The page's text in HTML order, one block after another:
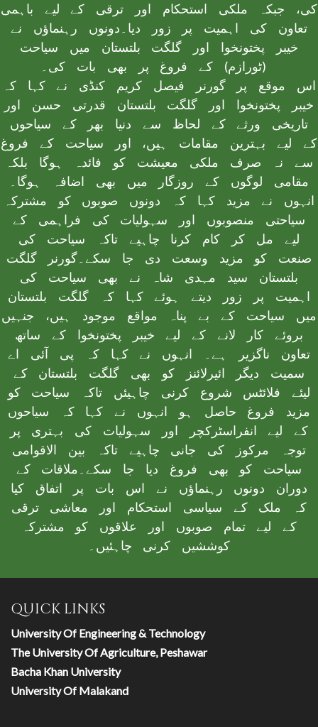
کی، جبکہ ملکی استحکام اور ترقی کے لیے باہمی
تعاون کی اہمیت پر زور دیا۔دونوں رہنماؤں نے
خیبر پختونخوا اور گلگت بلتستان میں سیاحت
اس موقع پر گورنر فیصل کریم کنڈی نے کہا کہ
خیبر پختونخوا اور گلگت بلتستان قدرتی حسن اور
تاریخی ورثے کے لحاظ سے دنیا بھر کے سیاحوں
کے لیے بہترین مقامات ہیں، اور سیاحت کے فروغ
سے نہ صرف ملکی معیشت کو فائدہ ہوگا بلکہ
مقامی لوگوں کے روزگار میں بھی اضافہ ہوگا۔
انہوں نے مزید کہا کہ دونوں صوبوں کو مشترکہ
سیاحتی منصوبوں اور سہولیات کی فراہمی کے
لیے مل کر کام کرنا چاہیے تاکہ سیاحت کی
صنعت کو مزید وسعت دی جا سکے۔گورنر گلگت
بلتستان سید مہدی شاہ نے بھی سیاحت کی
اہمیت پر زور دیتے ہوئے کہا کہ گلگت بلتستان
میں سیاحت کے بے پناہ مواقع موجود ہیں، جنہیں
بروئے کار لانے کے لیے خیبر پختونخوا کے ساتھ
تعاون ناگزیر ہے۔ انہوں نے کہا کہ پی آئی اے
سمیت دیگر ائیرلائنز کو بھی گلگت بلتستان کے
لیئے فلائٹس شروع کرنی چاہیئں تاکہ سیاحت کو
مزید فروغ حاصل ہو انہوں نے کہا کہ سیاحوں
کے لیے انفراسٹرکچر اور سہولیات کی بہتری پر
توجہ مرکوز کی جانی چاہیے تاکہ بین الاقوامی
سیاحت کو بھی فروغ دیا جا سکے۔ملاقات کے
دوران دونوں رہنماؤں نے اس بات پر اتفاق کیا
کہ ملک کے سیاسی استحکام اور معاشی ترقی
کے لیے تمام صوبوں اور علاقوں کو مشترکہ
کوششیں کرنی چاہئیں۔
QUICK LINKS
University Of Engineering & Technology
The University Of Agriculture, Peshawar
Bacha Khan University
University Of Malakand